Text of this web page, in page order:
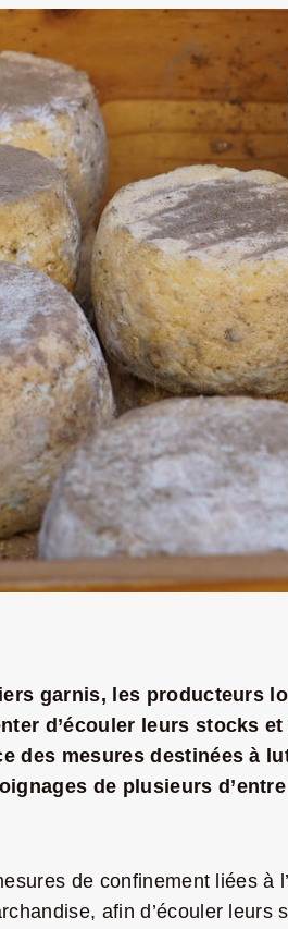
garnis, les producteurs
d’écouler leurs stocks
des mesures destinées à
de plusieurs
de confinement liées à
afin d’écouler